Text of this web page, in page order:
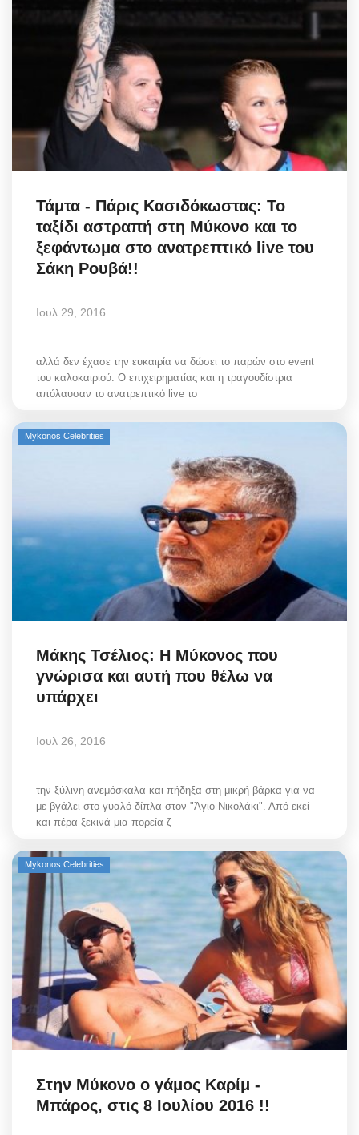
Local Elections 2023
Elections 2023
Γλώσσα
Ελληνικά
Τάμτα - Πάρις Κασιδόκωστας: Το
ταξίδι αστραπή στη Μύκονο και το
ξεφάντωμα στο ανατρεπτικό live του
Σάκη Ρουβά!!
Ιουλ 29, 2016
αλλά δεν έχασε την ευκαιρία να δώσει το παρών στο event
του καλοκαιριού. Ο επιχειρηματίας και η τραγουδίστρια
απόλαυσαν το ανατρεπτικό live το
Mykonos Celebrities
Μάκης Τσέλιος: Η Μύκονος που
γνώρισα και αυτή που θέλω να
υπάρχει
Ιουλ 26, 2016
την ξύλινη ανεμόσκαλα και πήδηξα στη μικρή βάρκα για να
με βγάλει στο γυαλό δίπλα στον "Άγιο Νικολάκι". Από εκεί
και πέρα ξεκινά μια πορεία ζ
Mykonos Celebrities
Στην Μύκονο ο γάμος Καρίμ -
Μπάρος, στις 8 Ιουλίου 2016 !!